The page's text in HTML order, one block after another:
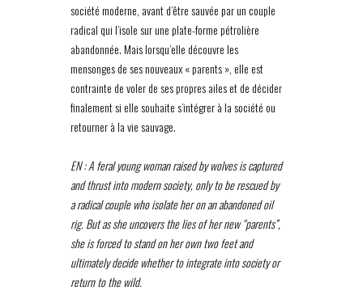
société moderne, avant d’être sauvée par un couple
radical qui l’isole sur une plate-forme pétrolière
abandonnée. Mais lorsqu’elle découvre les
mensonges de ses nouveaux « parents », elle est
contrainte de voler de ses propres ailes et de décider
finalement si elle souhaite s’intégrer à la société ou
retourner à la vie sauvage.
EN : A feral young woman raised by wolves is captured
and thrust into modern society, only to be rescued by
a radical couple who isolate her on an abandoned oil
rig. But as she uncovers the lies of her new “parents”,
she is forced to stand on her own two feet and
ultimately decide whether to integrate into society or
return to the wild.